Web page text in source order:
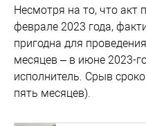
Несмотря на то, что акт
феврале 2023 года,
пригодна для
месяцев – в июне 2023-
исполнитель. Срыв
пять месяцев).